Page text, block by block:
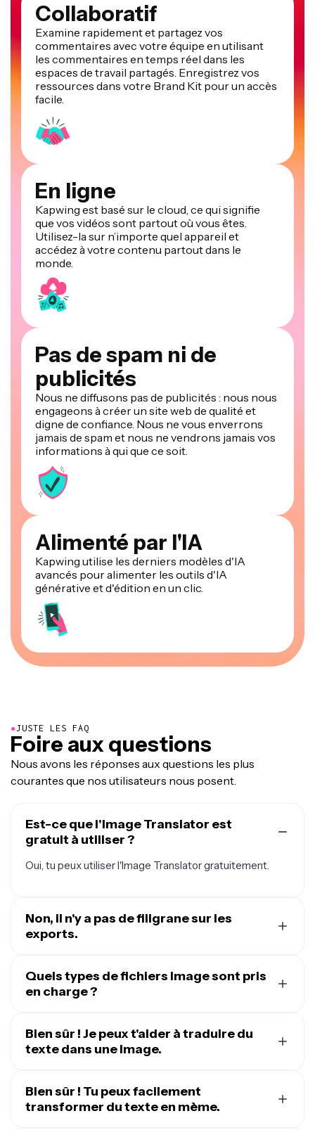
Collaboratif
Examine rapidement et partagez vos
commentaires avec votre équipe en utilisant
les commentaires en temps réel dans les
espaces de travail partagés. Enregistrez vos
ressources dans votre Brand Kit pour un accès
facile.
En ligne
Kapwing est basé sur le cloud, ce qui signifie
que vos vidéos sont partout où vous êtes.
Utilisez-la sur n’importe quel appareil et
accédez à votre contenu partout dans le
monde.
Pas de spam ni de
publicités
Nous ne diffusons pas de publicités : nous nous
engageons à créer un site web de qualité et
digne de confiance. Nous ne vous enverrons
jamais de spam et nous ne vendrons jamais vos
informations à qui que ce soit.
Alimenté par l'IA
Kapwing utilise les derniers modèles d'IA
avancés pour alimenter les outils d'IA
générative et d'édition en un clic.
●JUSTE LES FAQ
Foire aux questions
Nous avons les réponses aux questions les plus
courantes que nos utilisateurs nous posent.
Est-ce que l'Image Translator est
gratuit à utiliser ?
Oui, tu peux utiliser l'Image Translator gratuitement.
Non, il n'y a pas de filigrane sur les
exports.
exports — y compris depuis le traducteur d'images —
contiendront un petit watermark.
Quels types de fichiers image sont pris
en charge ?
d'images, y compris JPG, JPEG, WebP, PNG, HEIC, et
bien plus encore. C'est top pour traduire des images sur
Bien sûr ! Je peux t'aider à traduire du
texte dans une image.
directement le texte intégré dans une photo en plus de
75 langues, dont le chinois, l'anglais, l'espagnol, l'hindi et
Bien sûr ! Tu peux facilement
transformer du texte en mème.